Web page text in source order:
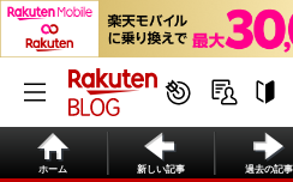
ホーム 新しい記事 過去の記事